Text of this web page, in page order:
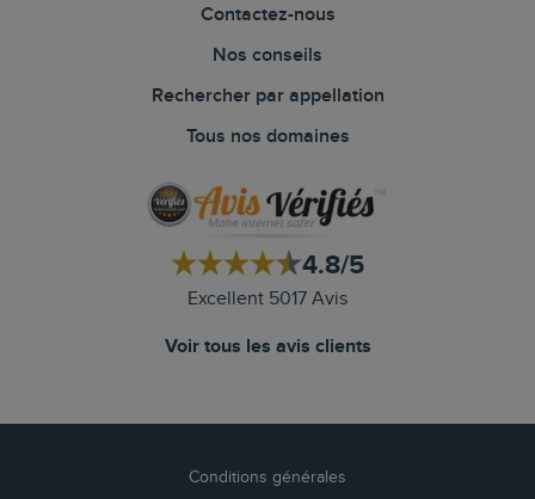
Contactez-nous
Nos conseils
Rechercher par appellation
Tous nos domaines
4.8/5
Excellent 5017 Avis
Voir tous les avis clients
Conditions générales